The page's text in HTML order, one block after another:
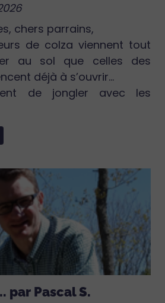
chers parrains,
de colza viennent tout
au sol que celles des
déjà à s’ouvrir…
de jongler avec les
par Pascal S.